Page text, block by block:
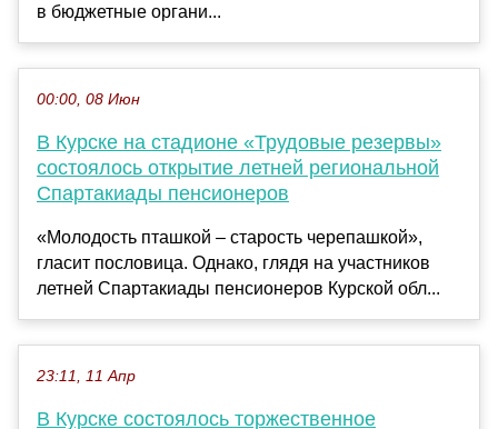
в бюджетные органи...
00:00, 08 Июн
В Курске на стадионе «Трудовые резервы»
состоялось открытие летней региональной
Спартакиады пенсионеров
«Молодость пташкой – старость черепашкой»,
гласит пословица. Однако, глядя на участников
летней Спартакиады пенсионеров Курской обл...
23:11, 11 Апр
В Курске состоялось торжественное